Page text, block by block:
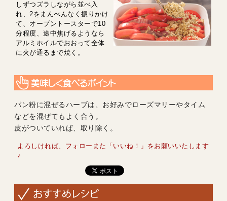
しずつズラしながら並べ入
れ、2をまんべんなく振りかけ
て、オーブントースターで10
分程度、途中焦げるようなら
アルミホイルでおおって全体
に火が通るまで焼く。
パン粉に混ぜるハーブは、お好みでローズマリーやタイム
などを混ぜてもよく合う。
皮がついていれば、取り除く。
よろしければ、フォローまた「いいね！」をお願いいたします
♪